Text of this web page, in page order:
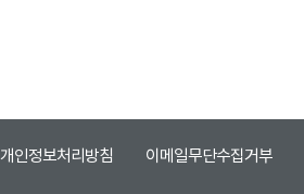
개인정보처리방침 이메일무단수집거부